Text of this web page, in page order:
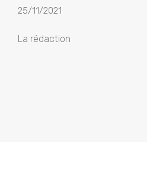
25/11/2021
La rédaction